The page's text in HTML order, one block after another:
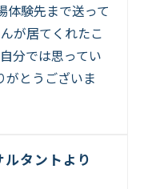
体験先まで送って
が居てくれたこ
分では思ってい
がとうございま
タントより